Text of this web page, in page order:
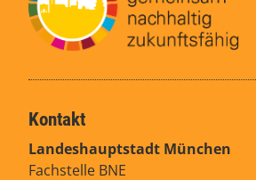
Kontakt
Landeshauptstadt München
Fachstelle BNE